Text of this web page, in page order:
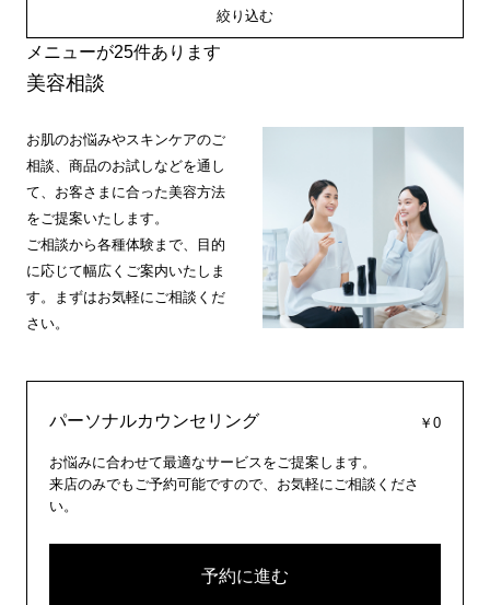
絞り込む
メニューが25件あります
美容相談
お肌のお悩みやスキンケアのご
相談、商品のお試しなどを通し
て、お客さまに合った美容方法
をご提案いたします。
ご相談から各種体験まで、目的
に応じて幅広くご案内いたしま
す。まずはお気軽にご相談くだ
さい。
パーソナルカウンセリング ￥0
お悩みに合わせて最適なサービスをご提案します。
来店のみでもご予約可能ですので、お気軽にご相談くださ
い。
予約に進む